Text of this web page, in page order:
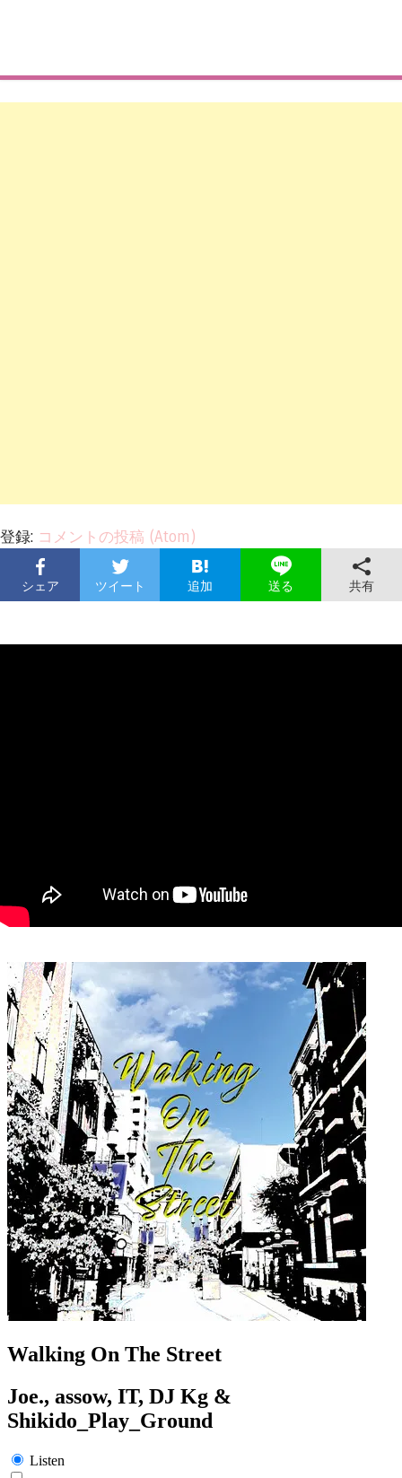
登録: コメントの投稿 (Atom)
シェア ツイート 追加 送る 共有